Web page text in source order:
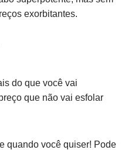
exorbitantes.
do que você vai
que não vai esfolar
quando você quiser! Pode